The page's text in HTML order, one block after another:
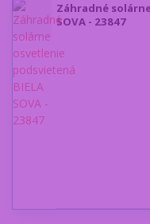
Záhradné
SOVA - 23847